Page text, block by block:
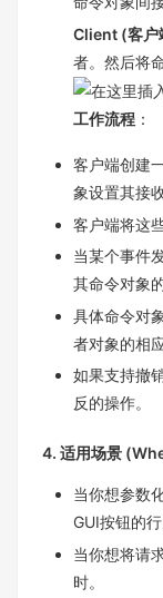
Client (客户
者。然后将
工作流程 ：
客户端创建
象设置其接收
客户端将这
当某个事件
其命令对象
具体命令对
者对象的相
如果支持撤
反的操作。
4. 适用场景
当你想参数
GUI按钮的行
当你想将请
时。